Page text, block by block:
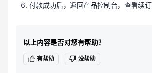
付款成功后，返回产品控制台，查看续订
以上内容是否对您有帮助？
有帮助 没帮助